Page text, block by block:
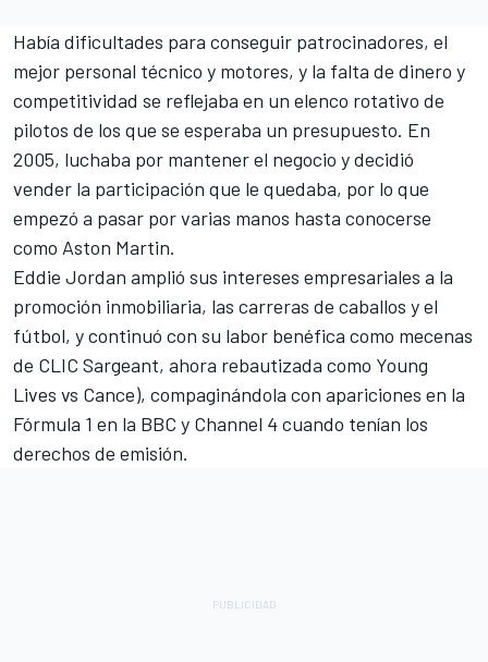
Había dificultades para conseguir patrocinadores, el
mejor personal técnico y motores, y la falta de dinero y
competitividad se reflejaba en un elenco rotativo de
pilotos de los que se esperaba un presupuesto. En
2005, luchaba por mantener el negocio y decidió
vender la participación que le quedaba, por lo que
empezó a pasar por varias manos hasta conocerse
como Aston Martin.
Eddie Jordan amplió sus intereses empresariales a la
promoción inmobiliaria, las carreras de caballos y el
fútbol, y continuó con su labor benéfica como mecenas
de CLIC Sargeant, ahora rebautizada como Young
Lives vs Cance), compaginándola con apariciones en la
Fórmula 1 en la BBC y Channel 4 cuando tenían los
derechos de emisión.